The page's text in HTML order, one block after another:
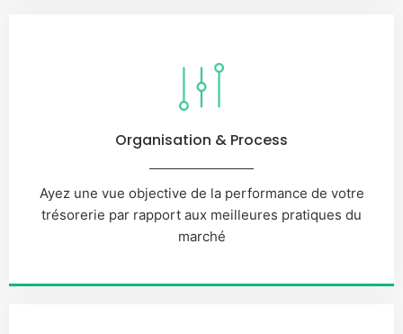
Organisation & Process
Ayez une vue objective de la performance de votre
trésorerie par rapport aux meilleures pratiques du
marché